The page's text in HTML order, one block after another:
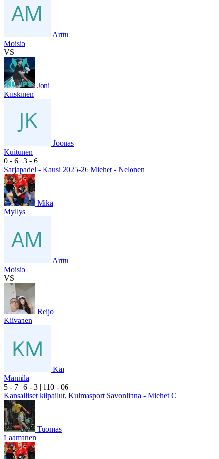
Arttu
Moisio
VS
Joni
Kiiskinen
Joonas
Kuitunen
0 - 6 | 3 - 6
Sarjapadel - Kausi 2025-26 Miehet - Nelonen
Mika
Myllys
Arttu
Moisio
VS
Reijo
Kiivanen
Kai
Mannila
5 - 7 | 6 - 3 | 110 - 06
Kansalliset kilpailut, Kulmasport Savonlinna - Miehet C
Tuomas
Laamanen